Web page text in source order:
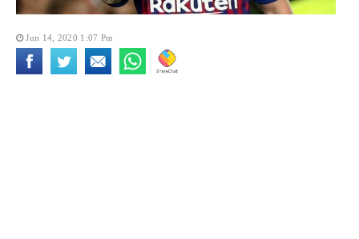
Jun 14, 2020 1:07 Pm